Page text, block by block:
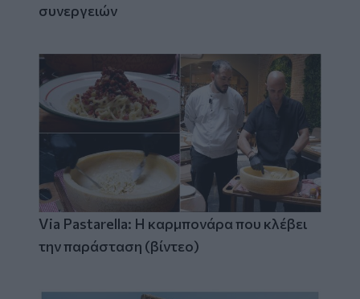
συνεργειών
Via Pastarella: Η καρμπονάρα που κλέβει
την παράσταση (βίντεο)